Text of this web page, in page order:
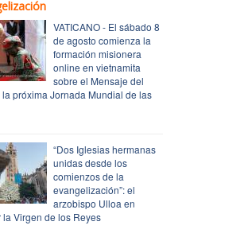
VATICANO - El sábado 8
de agosto comienza la
formación misionera
online en vietnamita
sobre el Mensaje del
la próxima Jornada Mundial de las
“Dos Iglesias hermanas
unidas desde los
comienzos de la
evangelización”: el
arzobispo Ulloa en
Virgen de los Reyes